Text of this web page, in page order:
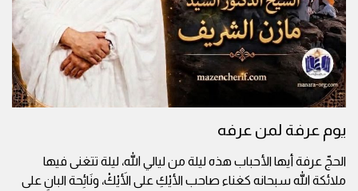
يوم عرفة لمن عرفه
الحجّ عرفة أيها الأحباب هذه ليلة من ليالي الله، ليلة تتغنى فيها
ملائكة الله سبحانه كغناء صاحب الأيْكِ على الأَيْكْ، ونَائِحة البانِ على